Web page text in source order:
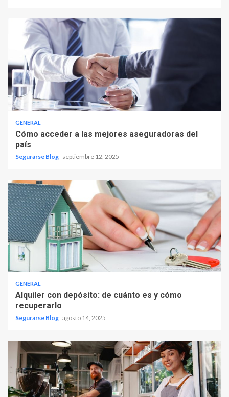
GENERAL
Cómo acceder a las mejores aseguradoras del
país
Segurarse Blog septiembre 12, 2025
GENERAL
Alquiler con depósito: de cuánto es y cómo
recuperarlo
Segurarse Blog agosto 14, 2025